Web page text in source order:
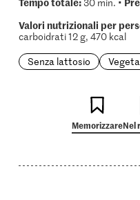
Valori nutrizionali per
carboidrati 12 g, 470 kcal
Senza lattosio
MemorizzareNel